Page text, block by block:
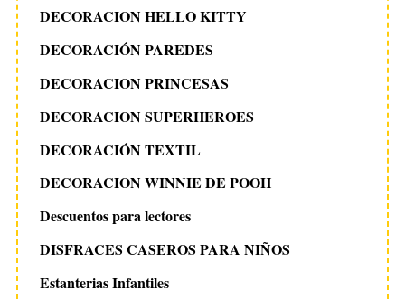
DECORACION HELLO KITTY
DECORACIÓN PAREDES
DECORACION PRINCESAS
DECORACION SUPERHEROES
DECORACIÓN TEXTIL
DECORACION WINNIE DE POOH
Descuentos para lectores
DISFRACES CASEROS PARA NIÑOS
Estanterias Infantiles